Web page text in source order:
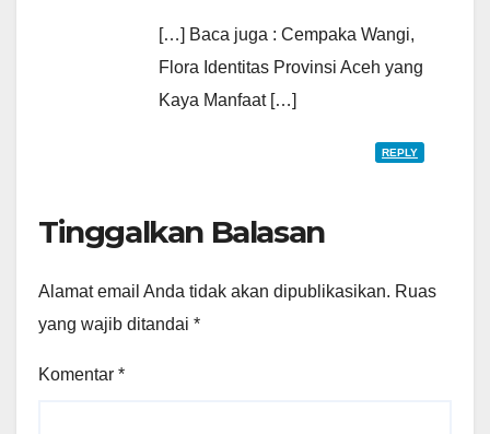
[…] Baca juga : Cempaka Wangi,
Flora Identitas Provinsi Aceh yang
Kaya Manfaat […]
REPLY
Tinggalkan Balasan
Alamat email Anda tidak akan dipublikasikan. Ruas
yang wajib ditandai *
Komentar *